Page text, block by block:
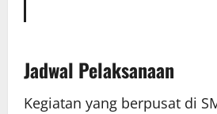
Jadwal Pelaksanaan
Kegiatan yang berpusat di